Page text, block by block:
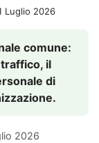
Luglio 2026
comune:
il
di
2026